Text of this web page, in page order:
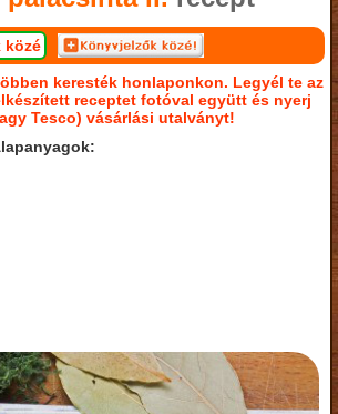
közé
keresték honlaponkon. Legyél te az
receptet fotóval együtt és nyerj
Tesco) vásárlási utalványt!